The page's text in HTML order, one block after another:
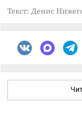
Текст: Денис